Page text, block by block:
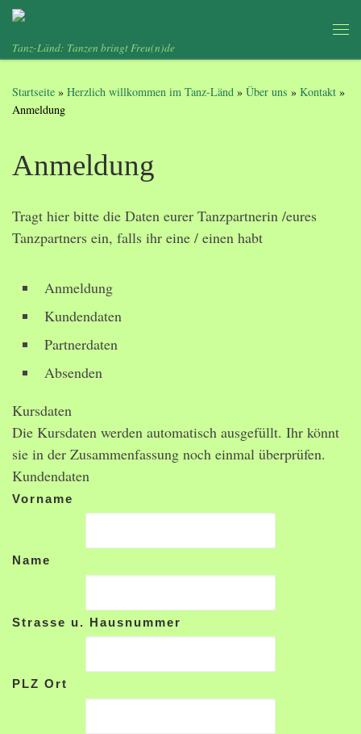
Zum Inhalt springen
Tanz-Länd: Tanzen bringt Freu(n)de
Startseite » Herzlich willkommen im Tanz-Länd » Über uns » Kontakt »
Anmeldung
Anmeldung
Tragt hier bitte die Daten eurer Tanzpartnerin /eures
Tanzpartners ein, falls ihr eine / einen habt
Anmeldung
Kundendaten
Partnerdaten
Absenden
Kursdaten
Die Kursdaten werden automatisch ausgefüllt. Ihr könnt
sie in der Zusammenfassung noch einmal überprüfen.
Kundendaten
Vorname
Name
Strasse u. Hausnummer
PLZ Ort